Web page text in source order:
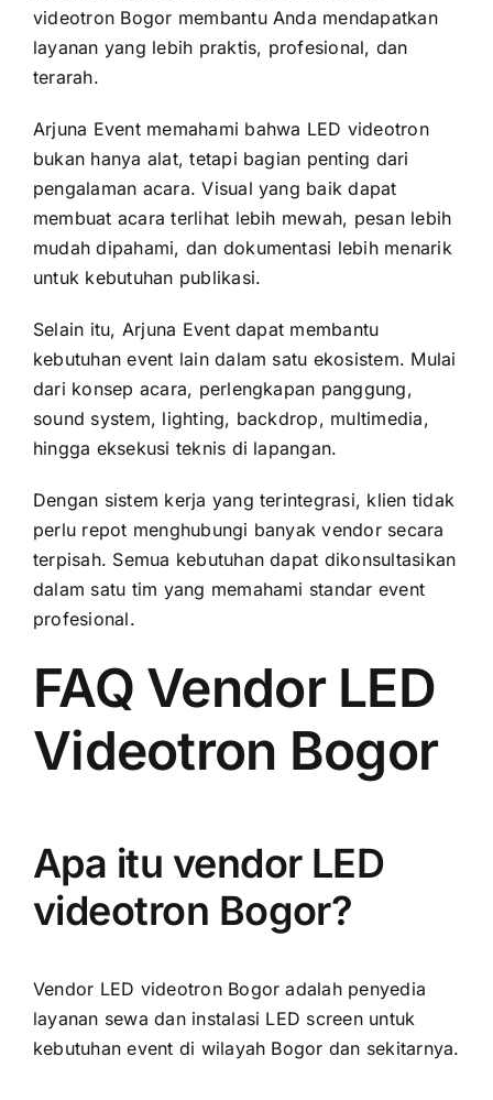
videotron Bogor membantu Anda mendapatkan
layanan yang lebih praktis, profesional, dan
terarah.
Arjuna Event memahami bahwa LED videotron
bukan hanya alat, tetapi bagian penting dari
pengalaman acara. Visual yang baik dapat
membuat acara terlihat lebih mewah, pesan lebih
mudah dipahami, dan dokumentasi lebih menarik
untuk kebutuhan publikasi.
Selain itu, Arjuna Event dapat membantu
kebutuhan event lain dalam satu ekosistem. Mulai
dari konsep acara, perlengkapan panggung,
sound system, lighting, backdrop, multimedia,
hingga eksekusi teknis di lapangan.
Dengan sistem kerja yang terintegrasi, klien tidak
perlu repot menghubungi banyak vendor secara
terpisah. Semua kebutuhan dapat dikonsultasikan
dalam satu tim yang memahami standar event
profesional.
FAQ Vendor LED
Videotron Bogor
Apa itu vendor LED
videotron Bogor?
Vendor LED videotron Bogor adalah penyedia
layanan sewa dan instalasi LED screen untuk
kebutuhan event di wilayah Bogor dan sekitarnya.